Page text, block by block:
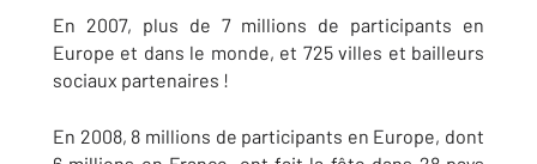
En 2007, plus de 7 millions de participants en
Europe et dans le monde, et 725 villes et bailleurs
sociaux partenaires !
En 2008, 8 millions de participants en Europe, dont